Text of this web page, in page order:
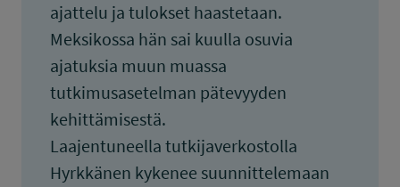
ajattelu ja tulokset haastetaan.
Meksikossa hän sai kuulla osuvia
ajatuksia muun muassa
tutkimusasetelman pätevyyden
kehittämisestä.
Laajentuneella tutkijaverkostolla
Hyrkkänen kykenee suunnittelemaan